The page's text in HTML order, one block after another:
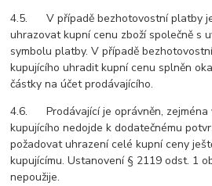
4.5. V případě bezhotovostní platby
uhrazovat kupní cenu zboží společně s
symbolu platby. V případě
kupujícího uhradit kupní cenu splněn
částky na účet prodávajícího.
4.6. Prodávající je oprávněn, zejména
kupujícího nedojde k dodatečnému
požadovat uhrazení celé kupní ceny
kupujícímu. Ustanovení § 2119 odst. 1
nepoužije.